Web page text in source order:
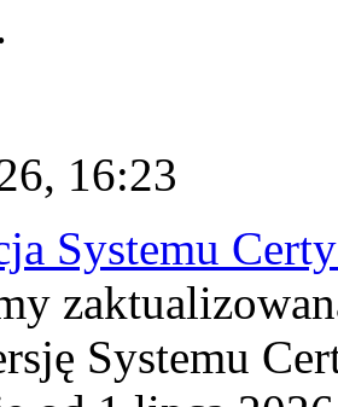
16:23
Systemu
Systemu